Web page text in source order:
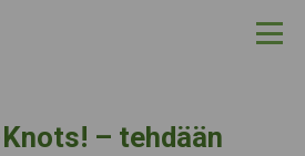
– tehdään